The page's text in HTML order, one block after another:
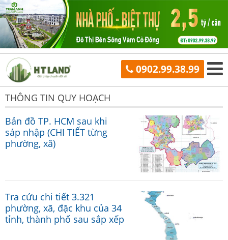
0902.99.38.99
THÔNG TIN QUY HOẠCH
Bản đồ TP. HCM sau khi
sáp nhập (CHI TIẾT từng
phường, xã)
Tra cứu chi tiết 3.321
phường, xã, đặc khu của 34
tỉnh, thành phố sau sắp xếp